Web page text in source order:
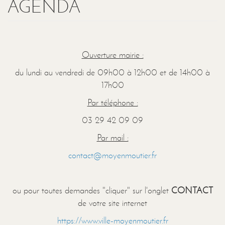
AGENDA
Ouverture mairie :
du lundi au vendredi de 09h00 à 12h00 et de 14h00 à
17h00
Par téléphone :
03 29 42 09 09
Par mail :
contact@moyenmoutier.fr
ou pour toutes demandes "cliquer" sur l'onglet CONTACT
de votre site internet
https://www.ville-moyenmoutier.fr